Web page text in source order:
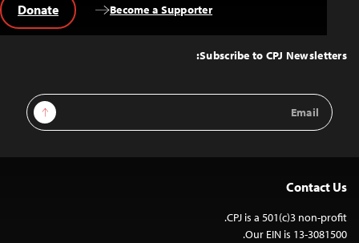
Top
Subscribe to CPJ Newsletters:
Email
Address
Sign Up
Become a Supporter
Donate
Contact Us
CPJ is a 501(c)3 non-profit.
Our EIN is 13-3081500.